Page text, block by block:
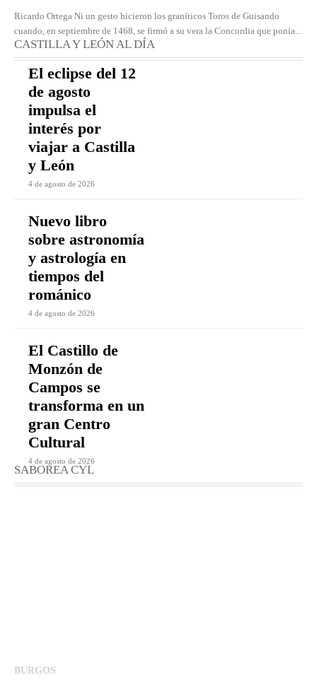
Ricardo Ortega Ni un gesto hicieron los graníticos Toros de Guisando
cuando, en septiembre de 1468, se firmó a su vera la Concordia que ponía...
CASTILLA Y LEÓN AL DÍA
El eclipse del 12
de agosto
impulsa el
interés por
viajar a Castilla
y León
4 de agosto de 2026
Nuevo libro
sobre astronomía
y astrología en
tiempos del
románico
4 de agosto de 2026
El Castillo de
Monzón de
Campos se
transforma en un
gran Centro
Cultural
4 de agosto de 2026
SABOREA CYL
BURGOS